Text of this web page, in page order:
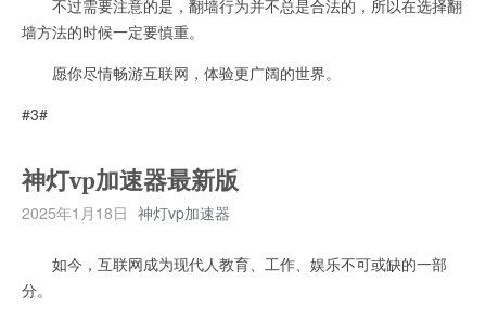
不过需要注意的是，翻墙行为并不总是合法的，所以在选择翻
墙方法的时候一定要慎重。
愿你尽情畅游互联网，体验更广阔的世界。
#3#
神灯vp加速器最新版
2025年1月18日 神灯vp加速器
如今，互联网成为现代人教育、工作、娱乐不可或缺的一部
分。